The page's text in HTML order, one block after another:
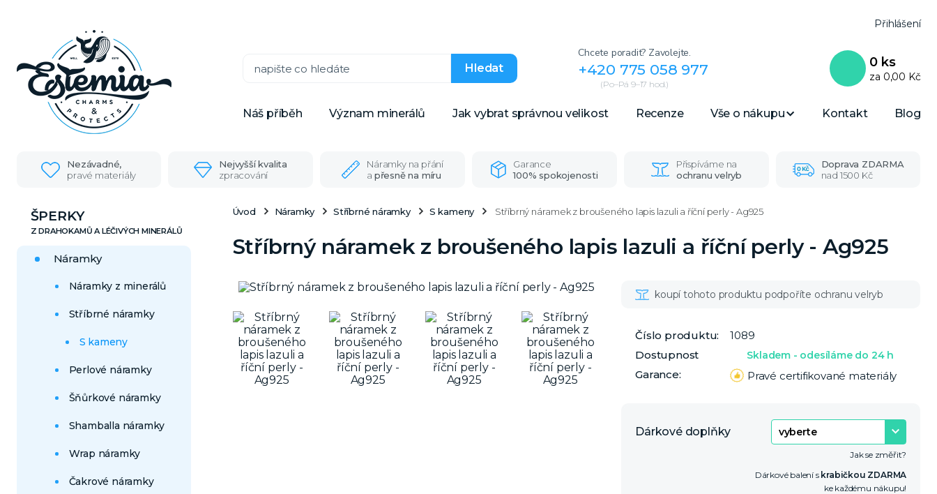
Náš příběh Význam minerálů Jak vybrat správnou velikost Recenze Vše o nákupu Kontakt Blog
Přihlášení
Hledat
Chcete poradit? Zavolejte.
+420 775 058 977
(Po–Pá 9–17 hod.)
0 ks
za 0,00 Kč
Nezávadné,
pravé materiály
Nejvyšší kvalita
zpracování
Náramky na přání
a přesně na míru
Garance
100% spokojenosti
Přispíváme na
ochranu velryb
Doprava ZDARMA
nad 1500 Kč
ŠPERKY
Náramky
Náramky z minerálů
Stříbrné náramky
S kameny
Perlové náramky
Šňůrkové náramky
Shamballa náramky
Wrap náramky
Čakrové náramky
Úvod Náramky Stříbrné náramky S kameny Stříbrný náramek z broušeného lapis lazuli a říční perly - Ag925
Stříbrný náramek z broušeného lapis lazuli a říční perly - Ag925
Číslo produktu:
1089
Dostupnost
Skladem - odesíláme do 24 h
Garance: Pravé certifikované materiály
Dárkové doplňky
Jak se změřit?
Dárkové balení s krabičkou ZDARMA
ke každému nákupu!